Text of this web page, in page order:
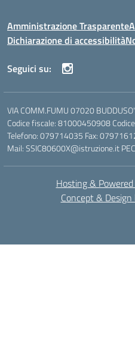
Amministrazione Trasparente
Dichiarazione di accessibilità
Seguici su:
VIA COMM.FUMU 07020
Codice fiscale: 81000450908
Telefono: 079714035 Fax:
Mail: SSIC80600X@istruzione.it
Hosting &
Concept &